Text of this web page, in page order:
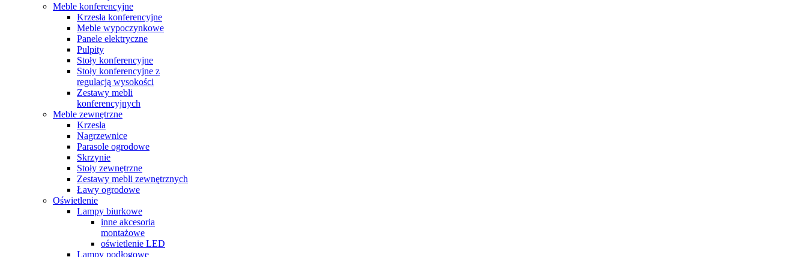
Meble konferencyjne
Krzesła konferencyjne
Meble wypoczynkowe
Panele elektryczne
Pulpity
Stoły konferencyjne
Stoły konferencyjne z
regulacją wysokości
Zestawy mebli
konferencyjnych
Meble zewnętrzne
Krzesła
Nagrzewnice
Parasole ogrodowe
Skrzynie
Stoły zewnętrzne
Zestawy mebli zewnętrznych
Ławy ogrodowe
Oświetlenie
Lampy biurkowe
inne akcesoria
montażowe
oświetlenie LED
Lampy podłogowe